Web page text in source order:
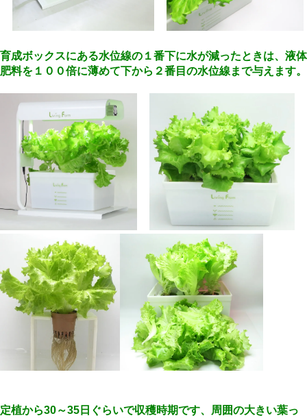
育成ボックスにある水位線の１番下に水が減ったときは、液体
肥料を１００倍に薄めて下から２番目の水位線まで与えます。
定植から30～35日ぐらいで収穫時期です、周囲の大きい葉っ